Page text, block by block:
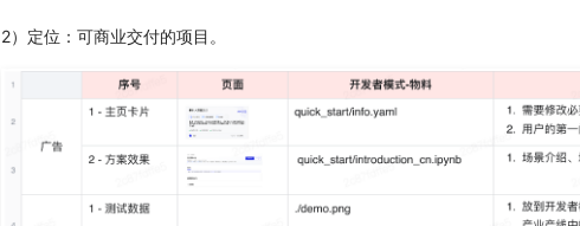
2）定位：可商业交付的项目。